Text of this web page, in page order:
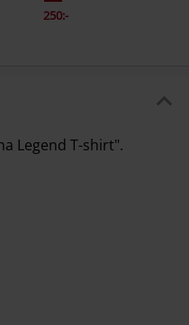
250:-
Legend T-shirt".